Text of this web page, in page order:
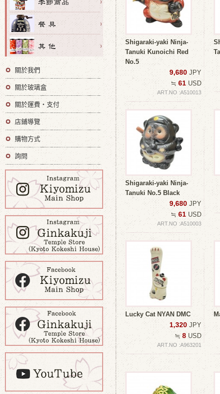
Shigaraki-yaki Ninja-
Tanuki Kunoichi Red
No.5
9,680 JPY
≒ 61 USD
ART.NO :A510013
Shigaraki-yaki Ninja-
Tanuki No.5 Black
9,680 JPY
≒ 61 USD
ART.NO :A510003
Lucky Cat NYAN DMC
1,320 JPY
≒ 8 USD
ART.NO :A963201
關於我們
關於玻璃盒
關於運費・支付
店鋪導覽
購物方式
詢問